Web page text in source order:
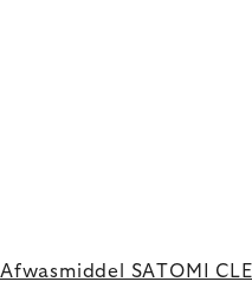
Afwasmiddel SATOMI